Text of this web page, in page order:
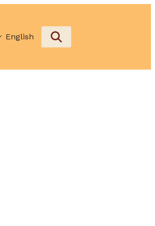
English